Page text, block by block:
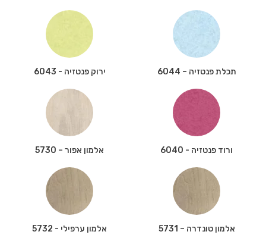
תכלת פנטזיה – 6044 ירוק פנטזיה - 6043
ורוד פנטזיה - 6040 אלמון אפור – 5730
אלמון טונדרה – 5731 אלמון ערפילי - 5732